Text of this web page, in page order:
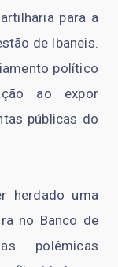
para a
de Ibaneis.
político
ao expor
públicas do
herdado uma
no Banco de
polêmicas